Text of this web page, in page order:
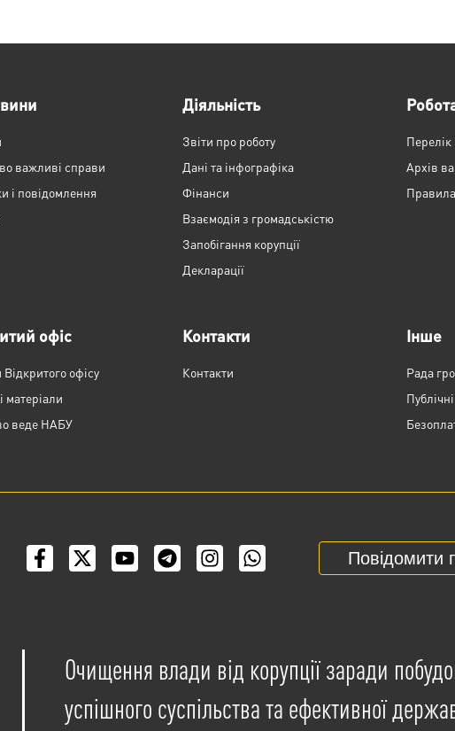
важливі справи
і повідомлення
Діяльність
Звіти про роботу
Дані та інфографіка
Фінанси
Взаємодія з громадськістю
Запобігання корупції
Декларації
Перелік
Архів
офіс
офісу
матеріали
веде НАБУ
Контакти
Контакти
Інше
Рада
Повідомити
Очищення влади від корупції заради
успішного суспільства та ефективної